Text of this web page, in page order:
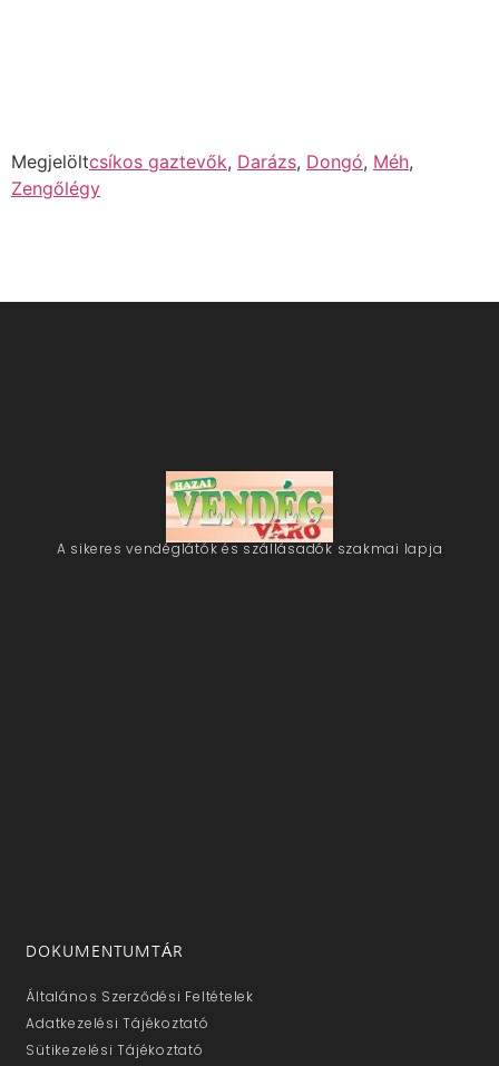
Megjelöltcsíkos gaztevők, Darázs, Dongó, Méh,
Zengőlégy
A sikeres vendéglátók és szállásadók szakmai lapja
DOKUMENTUMTÁR
Általános Szerződési Feltételek
Adatkezelési Tájékoztató
Sütikezelési Tájékoztató